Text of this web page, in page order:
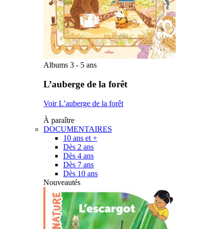
Albums 3 - 5 ans
L’auberge de la forêt
Voir L’auberge de la forêt
À paraître
DOCUMENTAIRES
10 ans et +
Dès 2 ans
Dès 4 ans
Dès 7 ans
Dès 10 ans
Nouveautés